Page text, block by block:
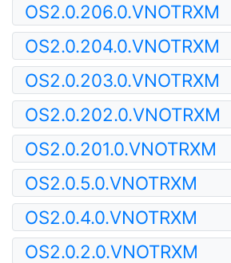
OS2.0.206.0.VNOTRXM
OS2.0.204.0.VNOTRXM
OS2.0.203.0.VNOTRXM
OS2.0.202.0.VNOTRXM
OS2.0.201.0.VNOTRXM
OS2.0.5.0.VNOTRXM
OS2.0.4.0.VNOTRXM
OS2.0.2.0.VNOTRXM